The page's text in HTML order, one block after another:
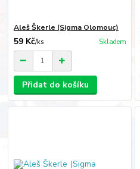
Aleš Škerle (Sigma Olomouc)
59 Kč/ks Skladem
Přidat do košíku